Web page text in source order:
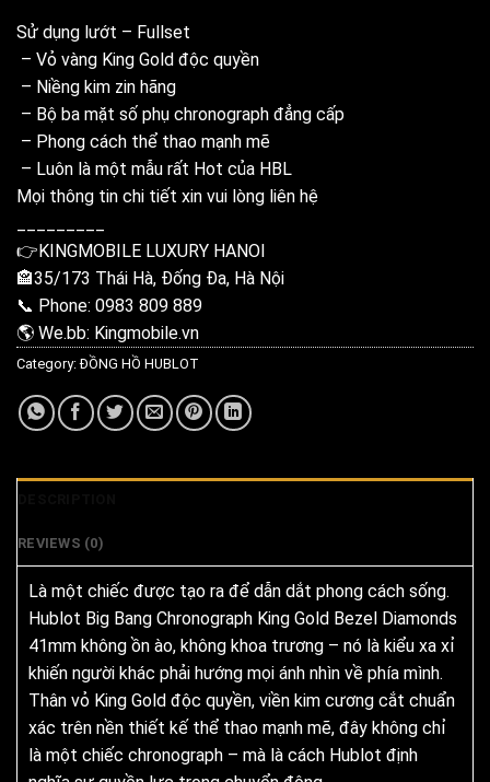
Sử dụng lướt – Fullset
– Vỏ vàng King Gold độc quyền
– Niềng kim zin hãng
– Bộ ba mặt số phụ chronograph đẳng cấp
– Phong cách thể thao mạnh mẽ
– Luôn là một mẫu rất Hot của HBL
Mọi thông tin chi tiết xin vui lòng liên hệ
👉KINGMOBILE LUXURY HANOI
🏤35/173 Thái Hà, Đống Đa, Hà Nội
📞 Phone: 0983 809 889
🌎 We.bb: Kingmobile.vn
Category:ĐỒNG HỒ HUBLOT
REVIEWS (0)
Là một chiếc được tạo ra để dẫn dắt phong cách sống.
Hublot Big Bang Chronograph King Gold Bezel Diamonds
41mm không ồn ào, không khoa trương – nó là kiểu xa xỉ
khiến người khác phải hướng mọi ánh nhìn về phía mình.
Thân vỏ King Gold độc quyền, viền kim cương cắt chuẩn
xác trên nền thiết kế thể thao mạnh mẽ, đây không chỉ
là một chiếc chronograph – mà là cách Hublot định